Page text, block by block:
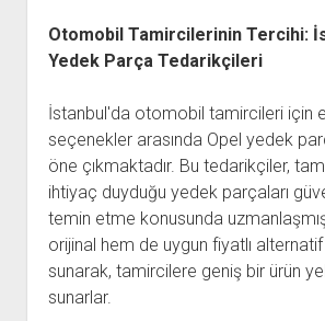
Otomobil Tamircilerinin Tercihi:
Yedek Parça Tedarikçileri
İstanbul'da otomobil tamircileri için
seçenekler arasında Opel yedek
öne çıkmaktadır. Bu tedarikçiler,
ihtiyaç duyduğu yedek parçaları
temin etme konusunda
orijinal hem de uygun fiyatlı
sunarak, tamircilere geniş bir ürün
sunarlar.